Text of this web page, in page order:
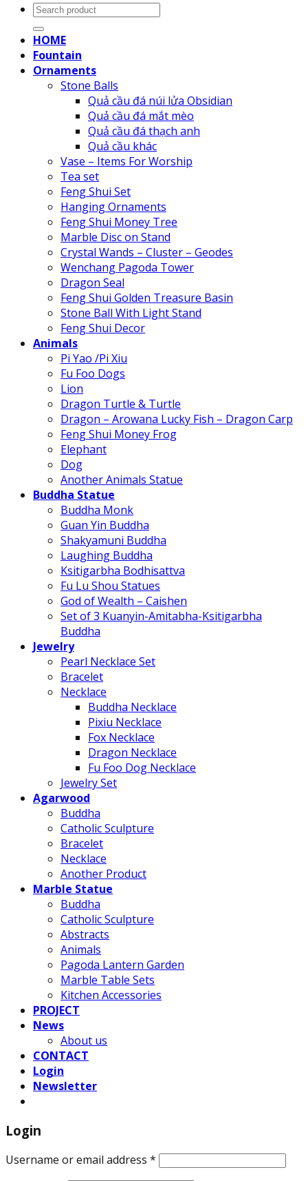
Search
for:
HOME
Fountain
Ornaments
Stone Balls
Quả cầu đá núi lửa Obsidian
Quả cầu đá mắt mèo
Quả cầu đá thạch anh
Quả cầu khác
Vase – Items For Worship
Tea set
Feng Shui Set
Hanging Ornaments
Feng Shui Money Tree
Marble Disc on Stand
Crystal Wands – Cluster – Geodes
Wenchang Pagoda Tower
Dragon Seal
Feng Shui Golden Treasure Basin
Stone Ball With Light Stand
Feng Shui Decor
Animals
Pi Yao /Pi Xiu
Fu Foo Dogs
Lion
Dragon Turtle & Turtle
Dragon – Arowana Lucky Fish – Dragon Carp
Feng Shui Money Frog
Elephant
Dog
Another Animals Statue
Buddha Statue
Buddha Monk
Guan Yin Buddha
Shakyamuni Buddha
Laughing Buddha
Ksitigarbha Bodhisattva
Fu Lu Shou Statues
God of Wealth – Caishen
Set of 3 Kuanyin-Amitabha-Ksitigarbha
Buddha
Jewelry
Pearl Necklace Set
Bracelet
Necklace
Buddha Necklace
Pixiu Necklace
Fox Necklace
Dragon Necklace
Fu Foo Dog Necklace
Jewelry Set
Agarwood
Buddha
Catholic Sculpture
Bracelet
Necklace
Another Product
Marble Statue
Buddha
Catholic Sculpture
Abstracts
Animals
Pagoda Lantern Garden
Marble Table Sets
Kitchen Accessories
PROJECT
News
About us
CONTACT
Login
Newsletter
Login
Username or email address *